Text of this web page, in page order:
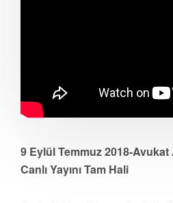
9 Eylül Temmuz 2018-
Canlı Yayını Tam Hali